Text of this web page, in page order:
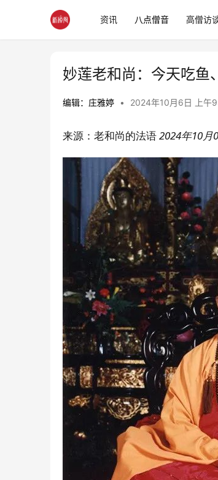
资讯 八点僧音 高僧访
妙莲老和尚：今天吃鱼
编辑：庄雅婷 • 2024年10月6日 上午
来源： 老和尚的法语2024年10月